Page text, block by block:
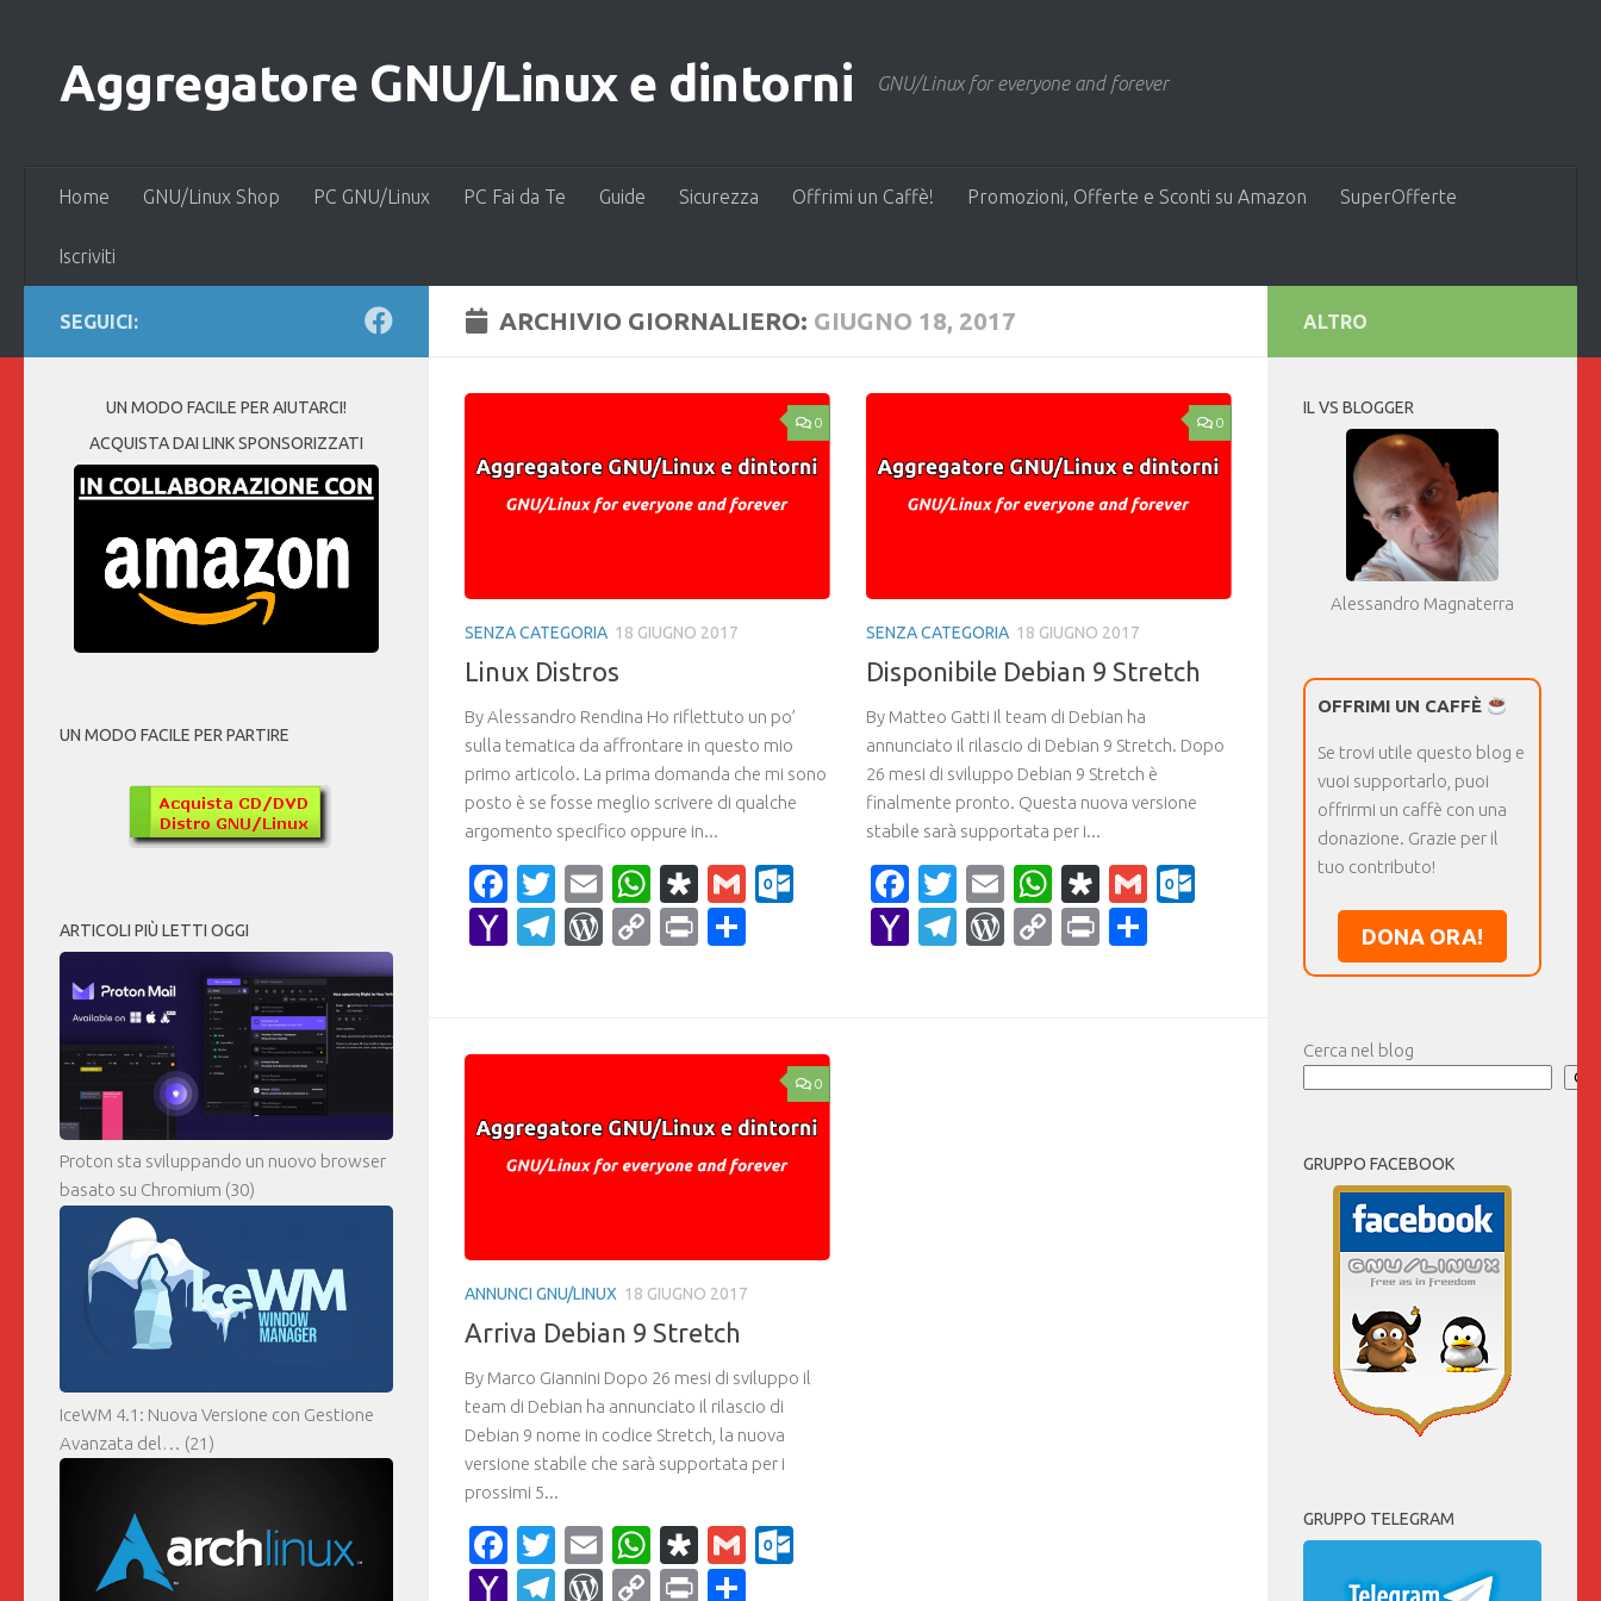
Aggregatore GNU/Linux e dintorni GNU/Linux for everyone and forever
Home GNU/Linux Shop PC GNU/Linux PC Fai da Te Guide Sicurezza Offrimi un Caffè! Promozioni, Offerte e Sconti su Amazon SuperOfferte
Iscriviti
ARCHIVIO GIORNALIERO: GIUGNO 18, 2017
0
SENZA CATEGORIA 18 GIUGNO 2017
Linux Distros
By Alessandro Rendina Ho riflettuto un po’
sulla tematica da affrontare in questo mio
primo articolo. La prima domanda che mi sono
posto è se fosse meglio scrivere di qualche
argomento specifico oppure in...
Facebook
Twitter
EmailWhatsApp
Diaspora
GmailOutlook.com
YahooTelegram
WordPress
CopyPrintCondividi
0
SENZA CATEGORIA 18 GIUGNO 2017
Disponibile Debian 9 Stretch
By Matteo Gatti Il team di Debian ha
annunciato il rilascio di Debian 9 Stretch. Dopo
26 mesi di sviluppo Debian 9 Stretch è
finalmente pronto. Questa nuova versione
stabile sarà supportata per i...
Facebook
Twitter
EmailWhatsApp
Diaspora
GmailOutlook.com
YahooTelegram
WordPress
CopyPrint
0
ANNUNCI GNU/LINUX 18 GIUGNO 2017
Arriva Debian 9 Stretch
By Marco Giannini Dopo 26 mesi di sviluppo il
team di Debian ha annunciato il rilascio di
Debian 9 nome in codice Stretch, la nuova
versione stabile che sarà supportata per i
prossimi 5...
Facebook
Twitter
EmailWhatsApp
Diaspora
Gmail
YahooTelegram
WordPress
CopyPrint
SEGUICI:
UN MODO FACILE PER AIUTARCI!
ACQUISTA DAI LINK SPONSORIZZATI
UN MODO FACILE PER PARTIRE
ARTICOLI PIÙ LETTI OGGI
Proton sta sviluppando un nuovo browser
basato su Chromium (30)
IceWM 4.1: Nuova Versione con Gestione
Avanzata del… (21)
ALTRO
IL VS BLOGGER
Alessandro Magnaterra
OFFRIMI UN CAFFÈ
Se trovi utile questo blog e
vuoi supportarlo, puoi
offrirmi un caffè con una
donazione. Grazie per il
tuo contributo!
DONA ORA!
Cerca nel blog
GRUPPO FACEBOOK
GRUPPO TELEGRAM